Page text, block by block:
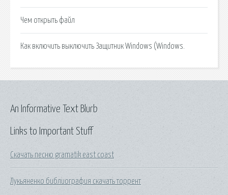
Чем открыть файл
Как включить выключить Защитник Windows (Windows.
Links to Important Stuff
Скачать песню gramatik east coast
Лукьяненко библиография скачать торрент
An Informative Text Blurb